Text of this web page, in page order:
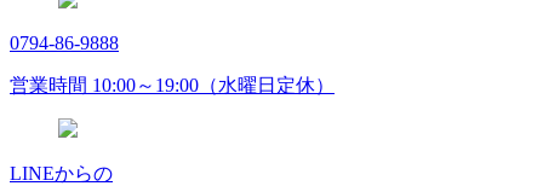
0794-86-9888
営業時間 10:00～19:00（水曜日定休）
LINEからの